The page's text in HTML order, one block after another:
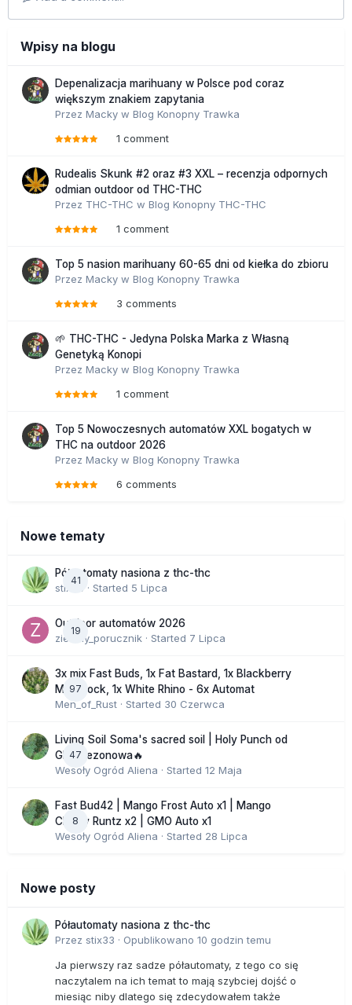
Wpisy na blogu
Depenalizacja marihuany w Polsce pod coraz
większym znakiem zapytania
Przez Macky w Blog Konopny Trawka
1 comment
Rudealis Skunk #2 oraz #3 XXL – recenzja odpornych
odmian outdoor od THC-THC
Przez THC-THC w Blog Konopny THC-THC
1 comment
Top 5 nasion marihuany 60-65 dni od kiełka do zbioru
Przez Macky w Blog Konopny Trawka
3 comments
🌱 THC-THC - Jedyna Polska Marka z Własną
Genetyką Konopi
Przez Macky w Blog Konopny Trawka
1 comment
Top 5 Nowoczesnych automatów XXL bogatych w
THC na outdoor 2026
Przez Macky w Blog Konopny Trawka
6 comments
Nowe tematy
41
Półautomaty nasiona z thc-thc
stix33 · Started 5 Lipca
19
Outdoor automatów 2026
zielony_porucznik · Started 7 Lipca
97
3x mix Fast Buds, 1x Fat Bastard, 1x Blackberry
Moonrock, 1x White Rhino - 6x Automat
Men_of_Rust · Started 30 Czerwca
47
Living Soil Soma's sacred soil | Holy Punch od
GHS sezonowa🔥
Wesoły Ogród Aliena · Started 12 Maja
8
Fast Bud42 | Mango Frost Auto x1 | Mango
Cherry Runtz x2 | GMO Auto x1
Wesoły Ogród Aliena · Started 28 Lipca
Nowe posty
Półautomaty nasiona z thc-thc
Przez stix33 · Opublikowano 10 godzin temu
Ja pierwszy raz sadze półautomaty, z tego co się
naczytalem na ich temat to mają szybciej dojść o
miesiąc niby dlatego się zdecydowałem także